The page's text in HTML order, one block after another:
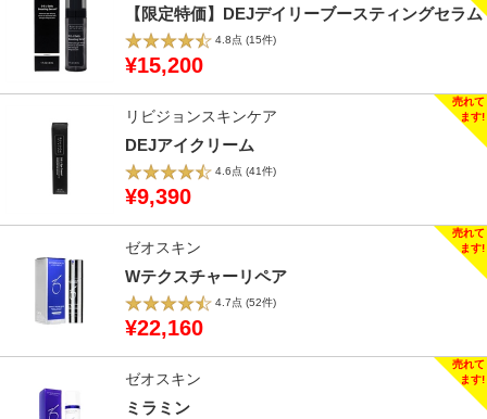
【限定特価】DEJデイリーブースティングセラム
4.8点 (15件)
¥15,200
リビジョンスキンケア
DEJアイクリーム
4.6点 (41件)
¥9,390
ゼオスキン
Wテクスチャーリペア
4.7点 (52件)
¥22,160
ゼオスキン
ミラミン